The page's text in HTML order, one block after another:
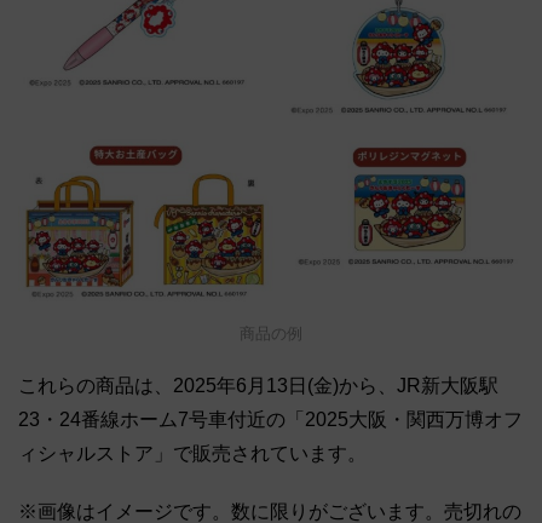
商品の例
これらの商品は、2025年6月13日(金)から、JR新大阪駅
23・24番線ホーム7号車付近の「2025大阪・関西万博オフ
ィシャルストア」で販売されています。
※画像はイメージです。数に限りがございます。売切れの